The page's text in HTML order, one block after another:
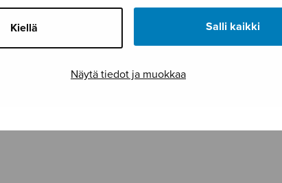
Kiellä Salli kaikki
Näytä tiedot ja muokkaa